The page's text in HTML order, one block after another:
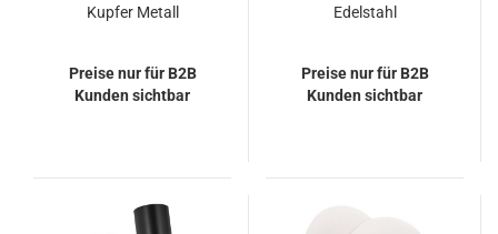
Kupfer Metall
Preise nur für B2B
Kunden sichtbar
Edelstahl
Preise nur für B2B
Kunden sichtbar